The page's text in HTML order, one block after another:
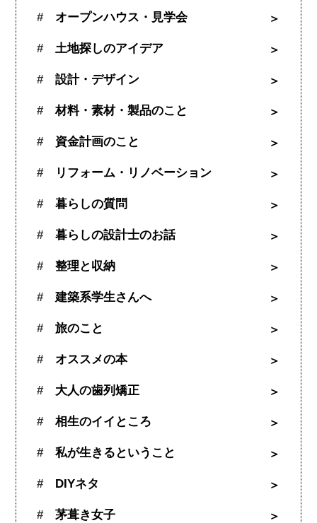
オープンハウス・見学会
土地探しのアイデア
設計・デザイン
材料・素材・製品のこと
資金計画のこと
リフォーム・リノベーション
暮らしの質問
暮らしの設計士のお話
整理と収納
建築系学生さんへ
旅のこと
オススメの本
大人の歯列矯正
相生のイイところ
私が生きるということ
DIYネタ
茅葺き女子